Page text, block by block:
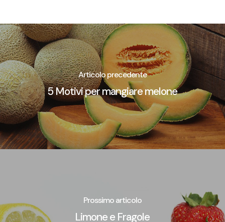
Articolo precedente
5 Motivi per mangiare melone
Prossimo articolo
Limone e Fragole